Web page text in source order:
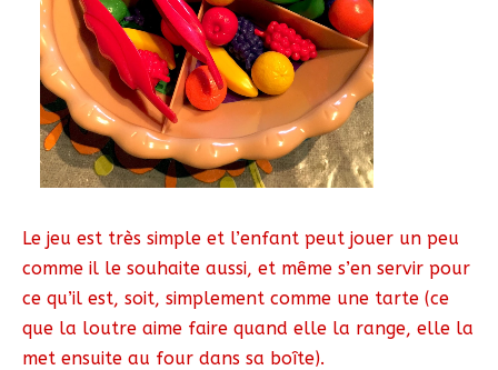
Le jeu est très simple et l’enfant peut jouer un peu
comme il le souhaite aussi, et même s’en servir pour
ce qu’il est, soit, simplement comme une tarte (ce
que la loutre aime faire quand elle la range, elle la
met ensuite au four dans sa boîte).